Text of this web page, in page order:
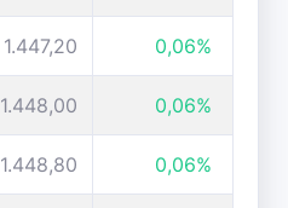
1.447,20 0,06%
1.448,00 0,06%
1.448,80 0,06%